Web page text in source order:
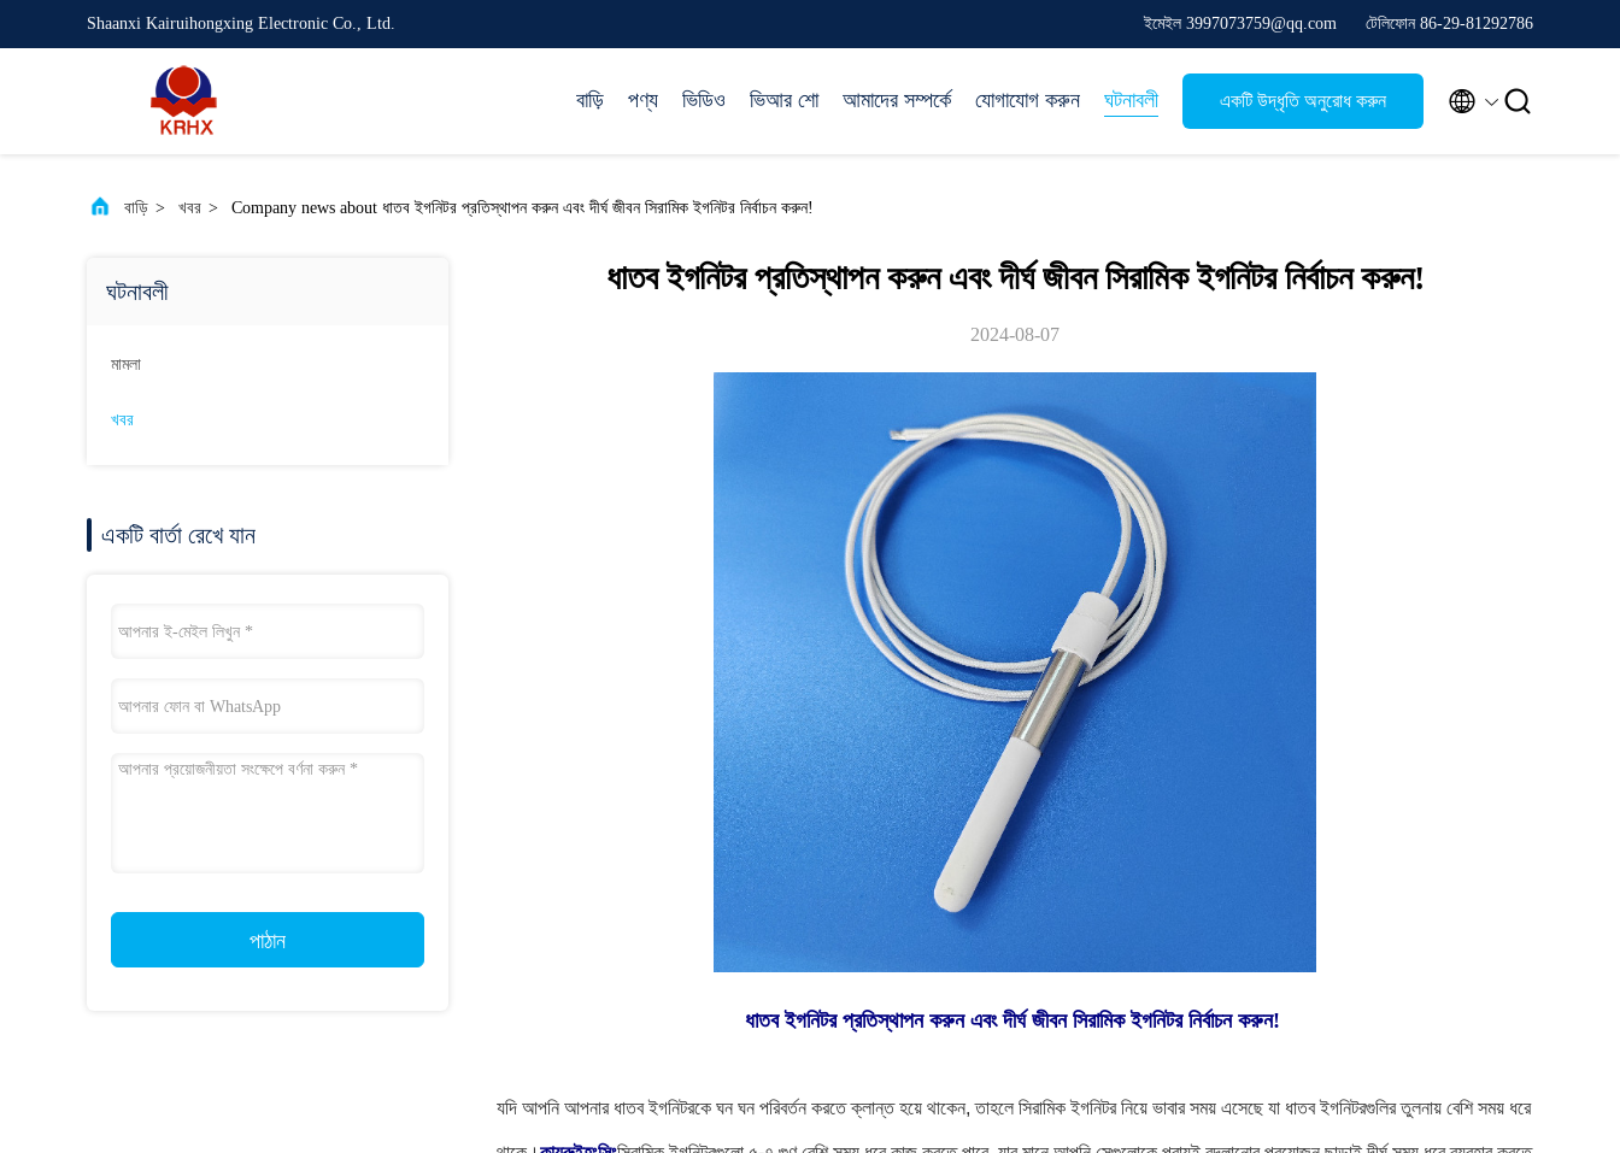
Shaanxi Kairuihongxing Electronic Co., Ltd. ইমেইল 3997073759@qq.com টেলিফোন 86-29-81292786
বাড়ি পণ্য ভিডিও ভিআর শো আমাদের সম্পর্কে যোগাযোগ করুন ঘটনাবলী একটি উদ্ধৃতি অনুরোধ করুন  
বাড়ি > খবর > Company news about ধাতব ইগনিটর প্রতিস্থাপন করুন এবং দীর্ঘ জীবন সিরামিক ইগনিটর নির্বাচন করুন!
ঘটনাবলী
মামলা
খবর
একটি বার্তা রেখে যান
পাঠান
ধাতব ইগনিটর প্রতিস্থাপন করুন এবং দীর্ঘ জীবন সিরামিক ইগনিটর নির্বাচন করুন!
2024-08-07
ধাতব ইগনিটর প্রতিস্থাপন করুন এবং দীর্ঘ জীবন সিরামিক ইগনিটর নির্বাচন করুন!
যদি আপনি আপনার ধাতব ইগনিটরকে ঘন ঘন পরিবর্তন করতে ক্লান্ত হয়ে থাকেন, তাহলে সিরামিক ইগনিটর নিয়ে ভাবার সময় এসেছে যা ধাতব ইগনিটরগুলির তুলনায় বেশি সময় ধরে